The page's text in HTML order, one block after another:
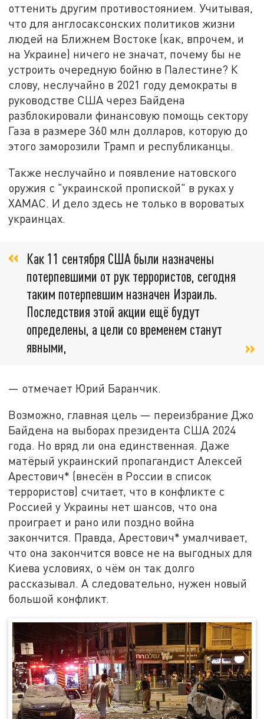
оттенить другим противостоянием. Учитывая,
что для англосаксонских политиков жизни
людей на Ближнем Востоке (как, впрочем, и
на Украине) ничего не значат, почему бы не
устроить очередную бойню в Палестине? К
слову, неслучайно в 2021 году демократы в
руководстве США через Байдена
разблокировали финансовую помощь сектору
Газа в размере 360 млн долларов, которую до
этого заморозили Трамп и республиканцы.
Также неслучайно и появление натовского
оружия с "украинской пропиской" в руках у
ХАМАС. И дело здесь не только в вороватых
украинцах.
Как 11 сентября США были назначены
потерпевшими от рук террористов, сегодня
таким потерпевшим назначен Израиль.
Последствия этой акции ещё будут
определены, а цели со временем станут
явными,
— отмечает Юрий Баранчик.
Возможно, главная цель — переизбрание Джо
Байдена на выборах президента США 2024
года. Но вряд ли она единственная. Даже
матёрый украинский пропагандист Алексей
Арестович* (внесён в России в список
террористов) считает, что в конфликте с
Россией у Украины нет шансов, что она
проиграет и рано или поздно война
закончится. Правда, Арестович* умалчивает,
что она закончится вовсе не на выгодных для
Киева условиях, о чём он так долго
рассказывал. А следовательно, нужен новый
большой конфликт.